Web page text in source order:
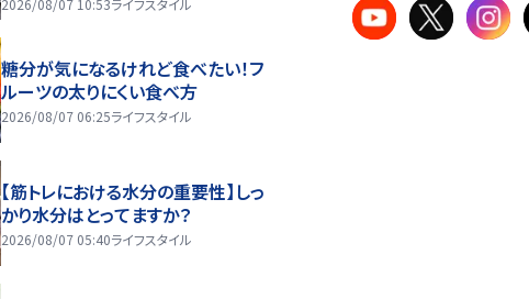
2026/08/07 10:53ライフスタイル
糖分が気になるけれど食べたい！フ
ルーツの太りにくい食べ方
2026/08/07 06:25ライフスタイル
【筋トレにおける水分の重要性】しっ
かり水分はとってますか？
2026/08/07 05:40ライフスタイル